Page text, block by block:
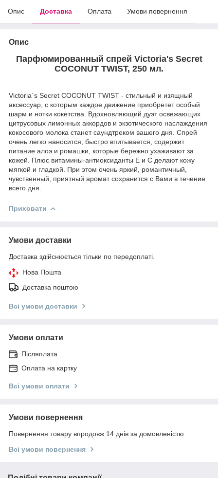
Опис Доставка Оплата Умови повернення
Опис
Парфюмированный спрей Victoria's Secret
COCONUT TWIST, 250 мл.
Victoria`s Secret COCONUT TWIST - стильный и изящный
аксессуар, с которым каждое движение приобретет особый
шарм и нотки кокетства. Вдохновляющий дуэт освежающих
цитрусовых лимонных аккордов и экзотического наслаждения
кокосового молока станет саундтреком вашего дня. Спрей
очень легко наносится, быстро впитывается, содержит
питание алоэ и ромашки, которые бережно ухаживают за
кожей. Плюс витамины-антиоксиданты Е и С делают кожу
мягкой и гладкой. При этом очень яркий, романтичный,
чувственный, приятный аромат сохранится с Вами в течение
всего дня.
Приховати
Умови доставки
Доставка здійснюється тільки по передоплаті.
Нова Пошта
Доставка поштою
Всі умови доставки
Умови оплати
Післяплата
Оплата на картку
Всі умови оплати
Умови повернення
Повернення товару впродовж 14 днів за домовленістю
Всі умови повернення